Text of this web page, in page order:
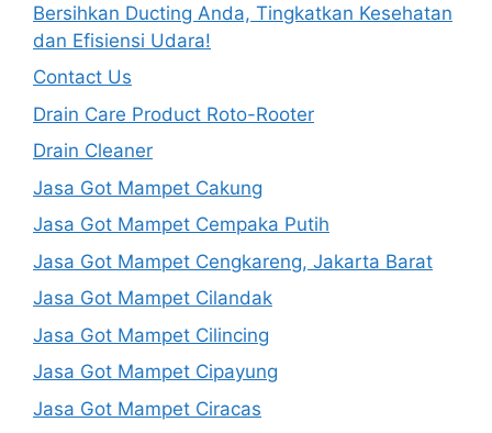
Bersihkan Ducting Anda, Tingkatkan Kesehatan
dan Efisiensi Udara!
Contact Us
Drain Care Product Roto-Rooter
Drain Cleaner
Jasa Got Mampet Cakung
Jasa Got Mampet Cempaka Putih
Jasa Got Mampet Cengkareng, Jakarta Barat
Jasa Got Mampet Cilandak
Jasa Got Mampet Cilincing
Jasa Got Mampet Cipayung
Jasa Got Mampet Ciracas